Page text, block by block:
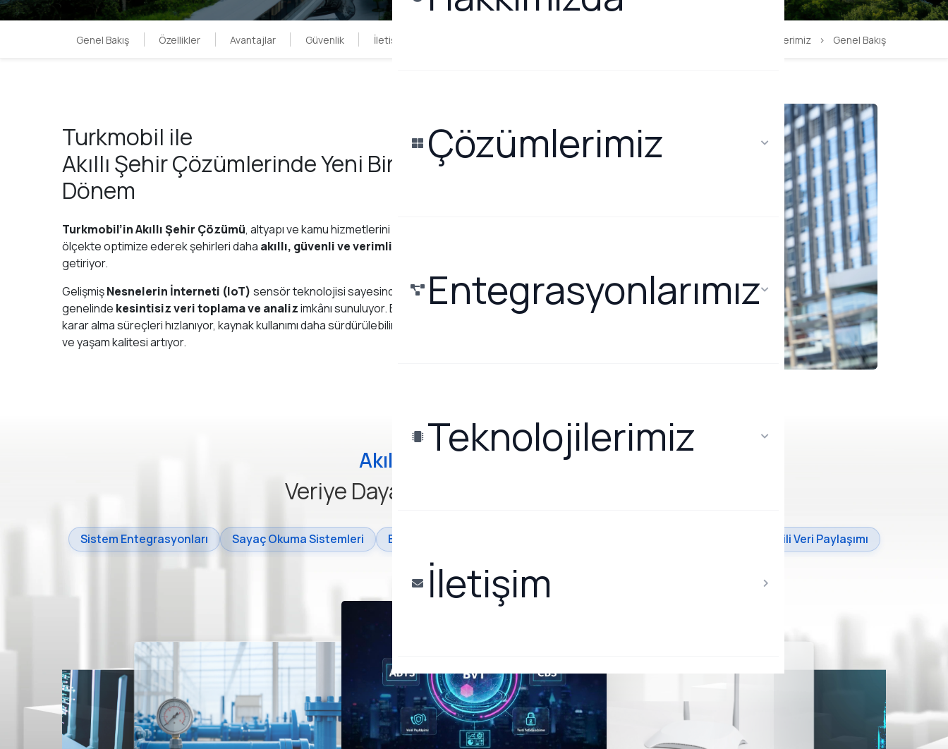
Tüm çözümlerimizi keşfedin
Çözümlerimiz
Entegrasyonlarımız
Teknolojilerimiz
İletişim
Genel Bakış Özellikler Avantajlar Güvenlik İletişim Çözümlerimiz > Genel Bakış
Turkmobil ile
Akıllı Şehir Çözümlerinde Yeni Bir
Dönem
Turkmobil’in Akıllı Şehir Çözümü, altyapı ve kamu hizmetlerini büyük
ölçekte optimize ederek şehirleri daha akıllı, güvenli ve verimli
getiriyor.
GelişmişNesnelerin İnterneti (IoT) sensör teknolojisi sayesinde şehir
genelinde kesintisiz veri toplama ve analizimkânı sunuluyor. Bu sayede
karar alma süreçleri hızlanıyor, kaynak kullanımı daha sürdürülebilir hale geliyor
ve yaşam kalitesi artıyor.
Akıllı Şehir Çözümlerimiz
Veriye Dayalı Dijital Dönüşümün Gücü
Sistem Entegrasyonları Sayaç Okuma Sistemleri Bütünleşik Veri Tasarımı Yetkili Veri Paylaşımı
3 /5